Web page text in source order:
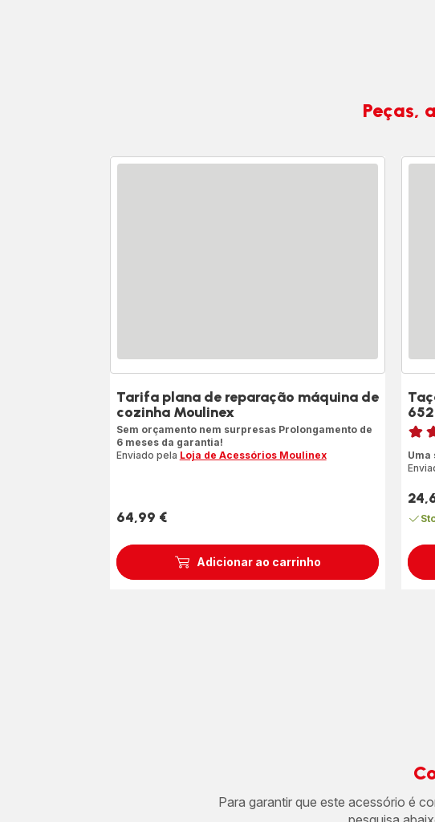
Peças,
Adicionar ao carrinho
Tarifa plana de reparação máquina de
cozinha Moulinex
Sem orçamento nem surpresas Prolongamento de
6 meses da garantia!
Enviado pela Loja de Acessórios Moulinex
Preço
64,99 €
Uma
Para garantir que este acessório é